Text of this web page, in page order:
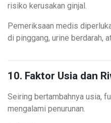
risiko kerusakan ginjal.
Pemeriksaan medis
di pinggang, urine berdarah,
10. Faktor Usia dan
Seiring bertambahnya usia,
mengalami penurunan.